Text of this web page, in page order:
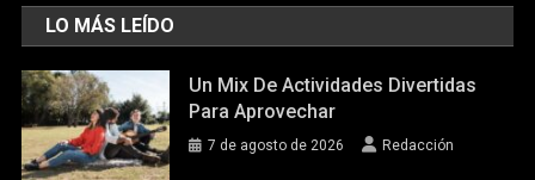
LO MÁS LEÍDO
Un Mix De Actividades Divertidas
Para Aprovechar
7 de agosto de 2026 Redacción